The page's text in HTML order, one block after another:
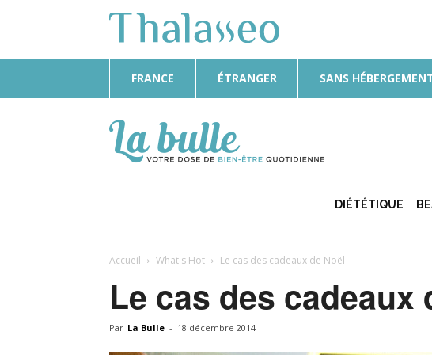
FRANCE ÉTRANGER SANS
Bulle
DIÉTÉTIQUE
Accueil What's Hot Le cas des cadeaux de Noël
Le cas des cadeaux
Par La Bulle - 18 décembre 2014